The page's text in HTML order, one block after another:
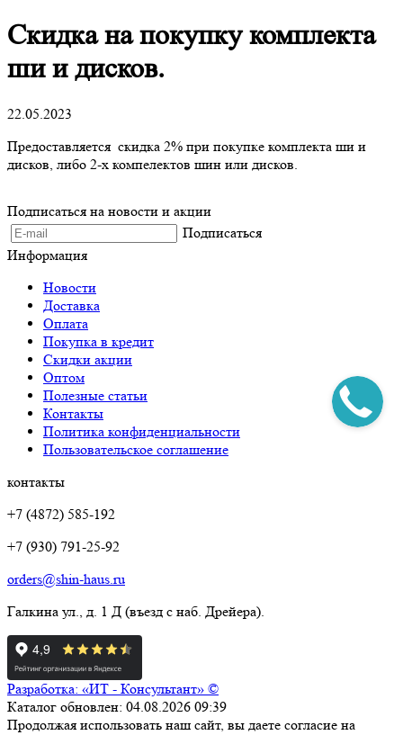
Скидка на покупку комплекта
ши и дисков.
22.05.2023
Предоставляется скидка 2% при покупке комплекта ши и
дисков, либо 2-х компелектов шин или дисков.
Подписаться на новости и акции
Подписаться
Информация
Новости
Доставка
Оплата
Покупка в кредит
Скидки акции
Оптом
Полезные статьи
Контакты
Политика конфиденциальности
Пользовательское соглашение
контакты
+7 (4872) 585-192
+7 (930) 791-25-92
orders@shin-haus.ru
Галкина ул., д. 1 Д (въезд с наб. Дрейера).
Разработка: «ИТ - Консультант» ©
Каталог обновлен: 04.08.2026 09:39
Продолжая использовать наш сайт, вы даете согласие на